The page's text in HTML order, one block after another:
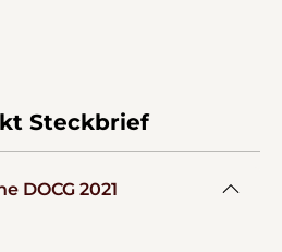
Steckbrief
DOCG 2021